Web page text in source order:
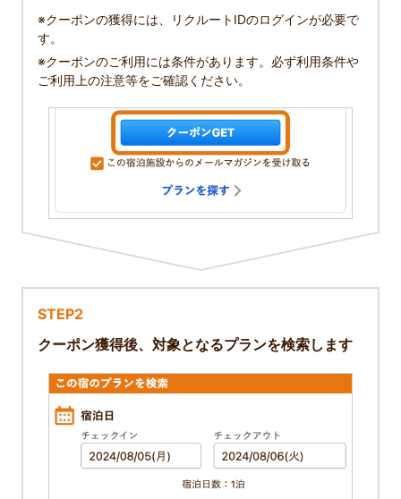
※クーポンの獲得には、リクルートIDのログインが必要で
す。
※クーポンのご利用には条件があります。必ず利用条件や
ご利用上の注意等をご確認ください。
STEP2
クーポン獲得後、対象となるプランを検索します